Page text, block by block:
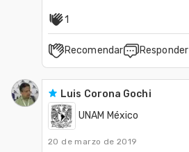
1
Recomendar Responder
Luis Corona Gochi
UNAM México
20 de marzo de 2019